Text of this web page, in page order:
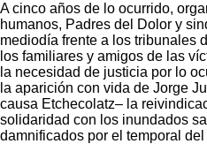
A cinco años de lo ocurrido,
humanos, Padres del Dolor y
mediodía frente a los tribunales
los familiares y amigos de las
la necesidad de justicia por lo
la aparición con vida de Jorge
causa Etchecolatz– la
solidaridad con los inundados
damnificados por el temporal